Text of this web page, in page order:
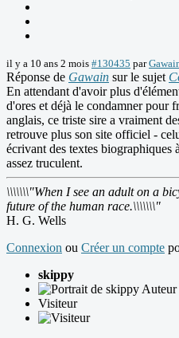
il y a 10 ans 2 mois #130435 par
Réponse de Gawain sur le sujet
En attendant d'avoir plus
d'ores et déjà le condamner pour
anglais, ce triste sire a vraiment
retrouve plus son site officiel -
écrivant des textes biographiques
assez truculent.
\\\\\\\"When I see an adult on a
future of the human race.\\\\\\\"
H. G. Wells
Connexion ou Créer un compte
skippy
Auteur
Visiteur